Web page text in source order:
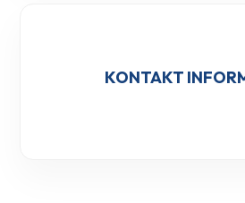
KONTAKT